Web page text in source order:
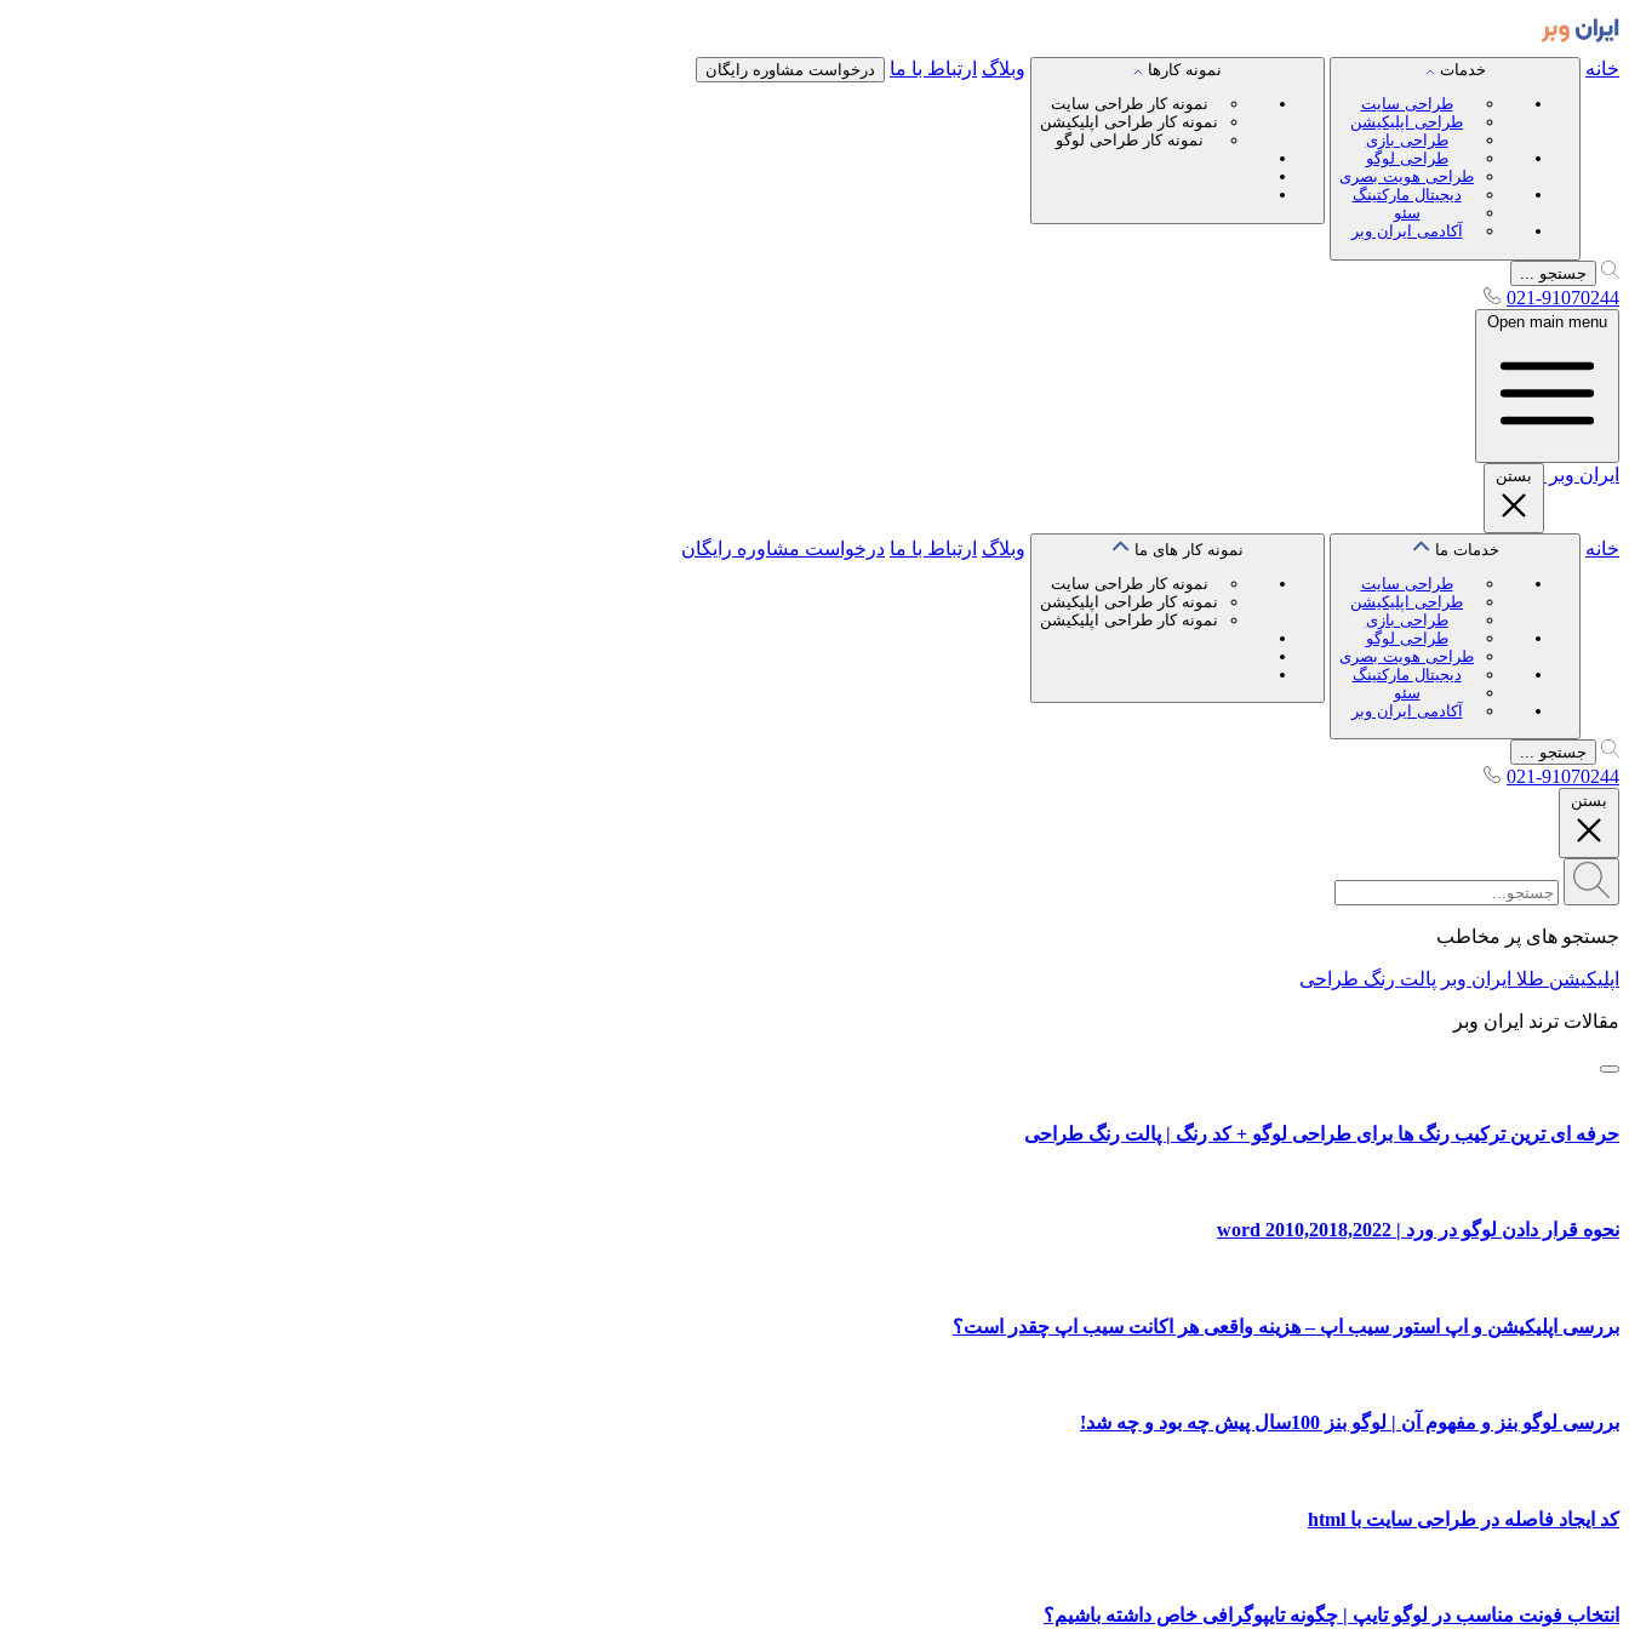
خانه
خدمات
طراحی سایت
طراحی اپلیکیشن
طراحی بازی
طراحی لوگو
طراحی هویت بصری
دیجیتال مارکتینگ
سئو
آکادمی ایران وبر
نمونه کارها
نمونه کار طراحی سایت
نمونه کار طراحی اپلیکیشن
نمونه کار طراحی لوگو
وبلاگ ارتباط با ما درخواست مشاوره رایگان
جستجو ...
021-91070244
Open main menu
ایران وبر بستن
خانه
خدمات ما
طراحی سایت
طراحی اپلیکیشن
طراحی بازی
طراحی لوگو
طراحی هویت بصری
دیجیتال مارکتینگ
سئو
آکادمی ایران وبر
نمونه کار های ما
نمونه کار طراحی سایت
نمونه کار طراحی اپلیکیشن
نمونه کار طراحی اپلیکیشن
وبلاگ ارتباط با ما درخواست مشاوره رایگان
جستجو ...
021-91070244
بستن
جستجو های پر مخاطب
اپلیکیشن طلا ایران وبر پالت رنگ طراحی
مقالات ترند ایران وبر
حرفه ای ترین ترکیب رنگ ها برای طراحی لوگو + کد رنگ | پالت رنگ طراحی
نحوه قرار دادن لوگو در ورد | word 2010,2018,2022
بررسی اپلیکیشن و اپ استور سیب اپ – هزینه واقعی هر اکانت سیب اپ چقدر است؟
بررسی لوگو بنز و مفهوم آن | لوگو بنز 100سال پیش چه بود و چه شد!
کد ایجاد فاصله در طراحی سایت با html
انتخاب فونت مناسب در لوگو تایپ | چگونه تایپوگرافی خاص داشته باشیم؟